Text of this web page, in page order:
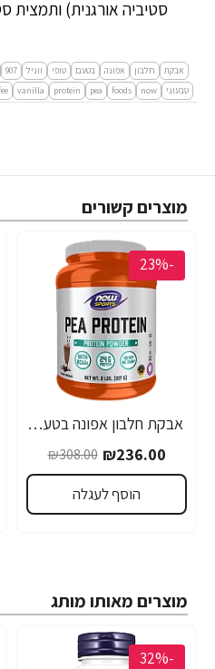
סטיביה אורגנית) ותמצית
אבקת חלבון אפונה בטעם טופי ווניל 907
טבעוני
now
foods
pea
protein
vanilla
מוצרים קשורים
-23%
אבקת חלבון אפונה בטעם שוקולד 907 גרם - מבית NOW FOODS
₪236.00
₪308.00
הוסף לעגלה
מוצרים מאותו מותג
-32%